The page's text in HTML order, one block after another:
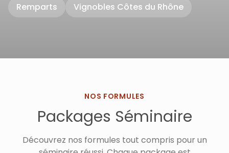
Remparts
Vignobles Côtes du Rhône
NOS FORMULES
Packages Séminaire
Découvrez nos formules tout compris pour un